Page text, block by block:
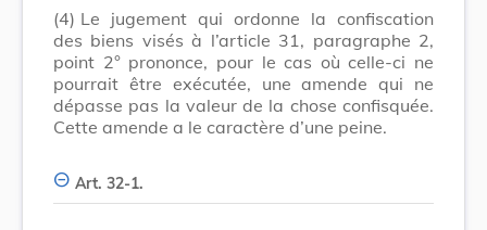
(4) Le jugement qui ordonne la confiscation
des biens visés à l’article 31, paragraphe 2,
point 2° prononce, pour le cas où celle-ci ne
pourrait être exécutée, une amende qui ne
dépasse pas la valeur de la chose confisquée.
Cette amende a le caractère d’une peine.
Art. 32-1.